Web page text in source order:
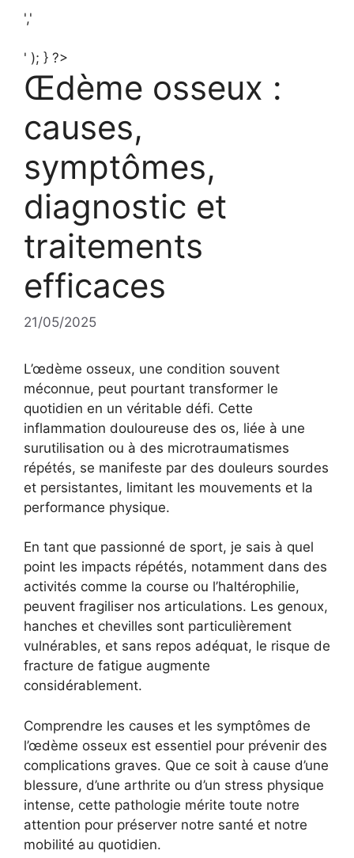
','
' ); } ?>
Œdème osseux :
causes,
symptômes,
diagnostic et
traitements
efficaces
21/05/2025
L’œdème osseux, une condition souvent
méconnue, peut pourtant transformer le
quotidien en un véritable défi. Cette
inflammation douloureuse des os, liée à une
surutilisation ou à des microtraumatismes
répétés, se manifeste par des douleurs sourdes
et persistantes, limitant les mouvements et la
performance physique.
En tant que passionné de sport, je sais à quel
point les impacts répétés, notamment dans des
activités comme la course ou l’haltérophilie,
peuvent fragiliser nos articulations. Les genoux,
hanches et chevilles sont particulièrement
vulnérables, et sans repos adéquat, le risque de
fracture de fatigue augmente
considérablement.
Comprendre les causes et les symptômes de
l’œdème osseux est essentiel pour prévenir des
complications graves. Que ce soit à cause d’une
blessure, d’une arthrite ou d’un stress physique
intense, cette pathologie mérite toute notre
attention pour préserver notre santé et notre
mobilité au quotidien.